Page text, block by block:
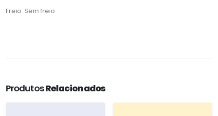
Freio: Sem freio
ProdutosRelacionados